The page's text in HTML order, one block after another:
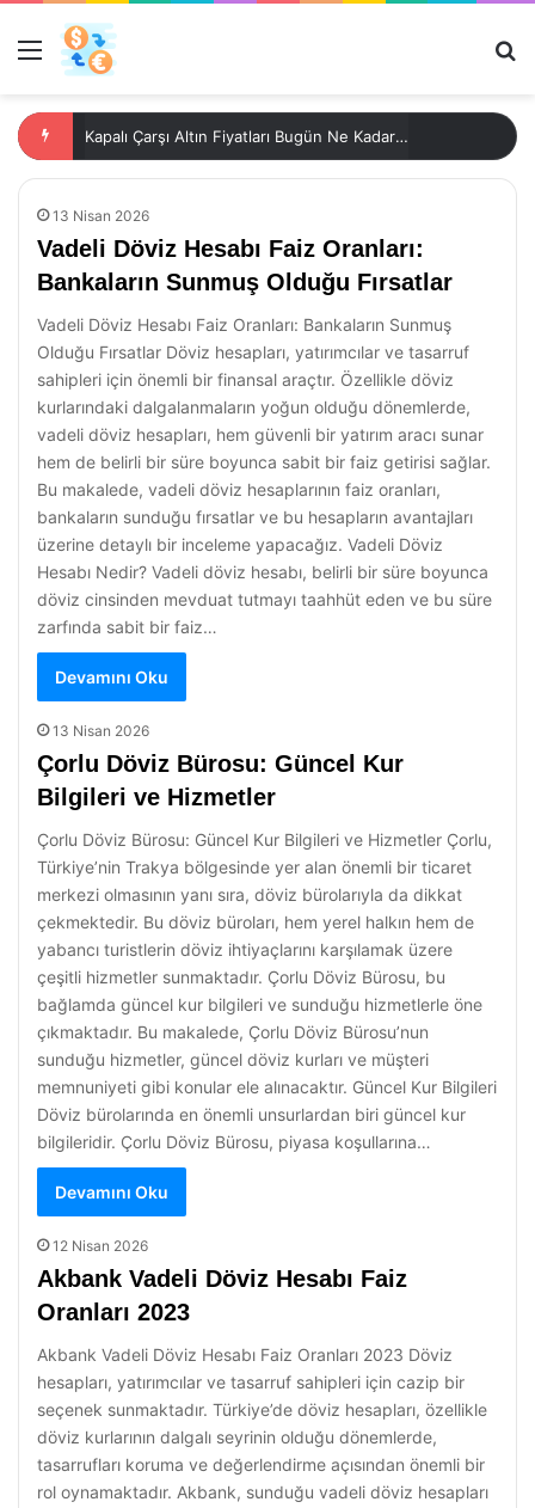
Menü
Kapalı Çarşı Altın Fiyatları Bugün Ne Kadar? XPiyasa ile Anında Öğrenin
13 Nisan 2026
Vadeli Döviz Hesabı Faiz Oranları:
Bankaların Sunmuş Olduğu Fırsatlar
Vadeli Döviz Hesabı Faiz Oranları: Bankaların Sunmuş
Olduğu Fırsatlar Döviz hesapları, yatırımcılar ve tasarruf
sahipleri için önemli bir finansal araçtır. Özellikle döviz
kurlarındaki dalgalanmaların yoğun olduğu dönemlerde,
vadeli döviz hesapları, hem güvenli bir yatırım aracı sunar
hem de belirli bir süre boyunca sabit bir faiz getirisi sağlar.
Bu makalede, vadeli döviz hesaplarının faiz oranları,
bankaların sunduğu fırsatlar ve bu hesapların avantajları
üzerine detaylı bir inceleme yapacağız. Vadeli Döviz
Hesabı Nedir? Vadeli döviz hesabı, belirli bir süre boyunca
döviz cinsinden mevduat tutmayı taahhüt eden ve bu süre
zarfında sabit bir faiz…
Devamını Oku
13 Nisan 2026
Çorlu Döviz Bürosu: Güncel Kur
Bilgileri ve Hizmetler
Çorlu Döviz Bürosu: Güncel Kur Bilgileri ve Hizmetler Çorlu,
Türkiye’nin Trakya bölgesinde yer alan önemli bir ticaret
merkezi olmasının yanı sıra, döviz bürolarıyla da dikkat
çekmektedir. Bu döviz büroları, hem yerel halkın hem de
yabancı turistlerin döviz ihtiyaçlarını karşılamak üzere
çeşitli hizmetler sunmaktadır. Çorlu Döviz Bürosu, bu
bağlamda güncel kur bilgileri ve sunduğu hizmetlerle öne
çıkmaktadır. Bu makalede, Çorlu Döviz Bürosu’nun
sunduğu hizmetler, güncel döviz kurları ve müşteri
memnuniyeti gibi konular ele alınacaktır. Güncel Kur Bilgileri
Döviz bürolarında en önemli unsurlardan biri güncel kur
bilgileridir. Çorlu Döviz Bürosu, piyasa koşullarına…
Devamını Oku
12 Nisan 2026
Akbank Vadeli Döviz Hesabı Faiz
Oranları 2023
Akbank Vadeli Döviz Hesabı Faiz Oranları 2023 Döviz
hesapları, yatırımcılar ve tasarruf sahipleri için cazip bir
seçenek sunmaktadır. Türkiye’de döviz hesapları, özellikle
döviz kurlarının dalgalı seyrinin olduğu dönemlerde,
tasarrufları koruma ve değerlendirme açısından önemli bir
rol oynamaktadır. Akbank, sunduğu vadeli döviz hesapları